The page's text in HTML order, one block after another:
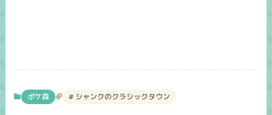
ポケ森 シャンクのクラシックタウン